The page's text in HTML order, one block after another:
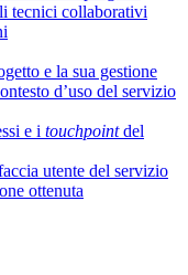
tecnici collaborativi
e la sua gestione
d’uso del servizio
e i touchpointdel
utente del servizio
ottenuta